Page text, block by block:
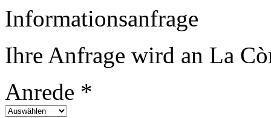
Informationsanfrage
Ihre Anfrage wird an La
Anrede *